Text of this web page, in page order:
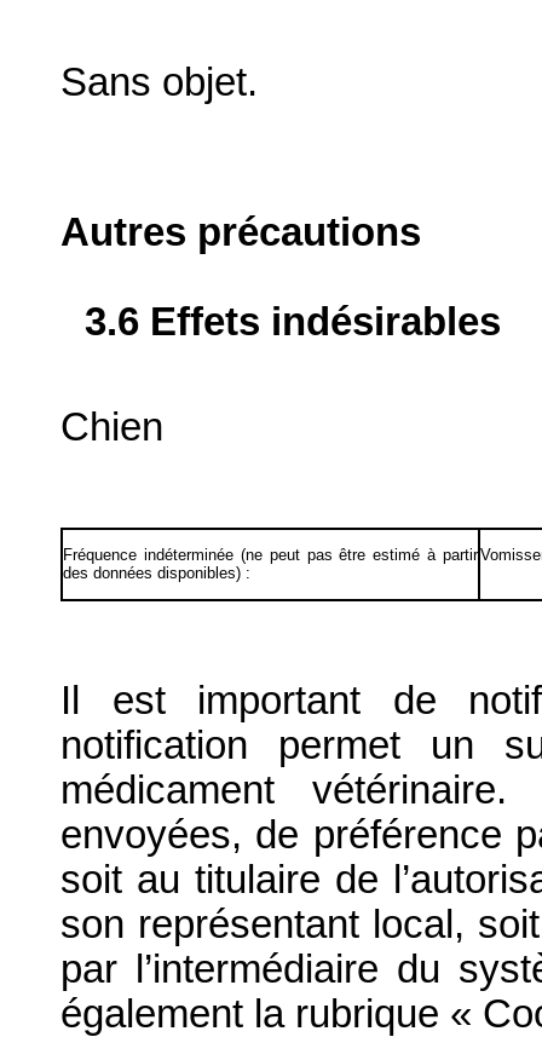
Sans objet.
Autres précautions
3.6 Effets indésirables
Chien
Fréquence indéterminée (ne peut pas être estimé à partir
des données disponibles) :
Il est important de
notification permet un
médicament
envoyées, de préférence
soit au titulaire de
son représentant local,
par l’intermédiaire du
également la rubrique «